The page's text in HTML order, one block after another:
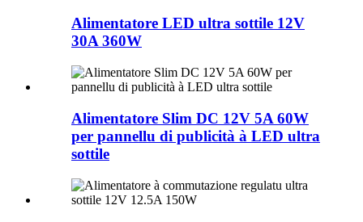
Alimentatore LED ultra sottile 12V
30A 360W
Alimentatore Slim DC 12V 5A 60W
per pannellu di publicità à LED ultra
sottile